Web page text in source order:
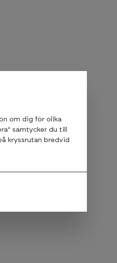
om dig för olika
samtycker du till
kryssrutan bredvid